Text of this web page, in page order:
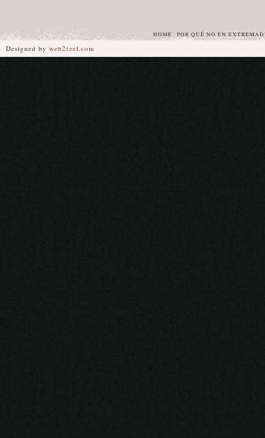
HOME POR QUÉ NO EN
Designed by web2feel.com